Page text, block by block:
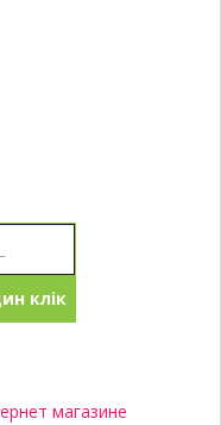
клік
магазине